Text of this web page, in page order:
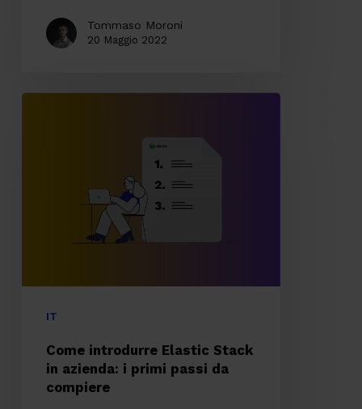
Tommaso Moroni
20 Maggio 2022
primi
passi
compiere
IT
Come introdurre Elastic Stack
in azienda: i primi passi da
compiere